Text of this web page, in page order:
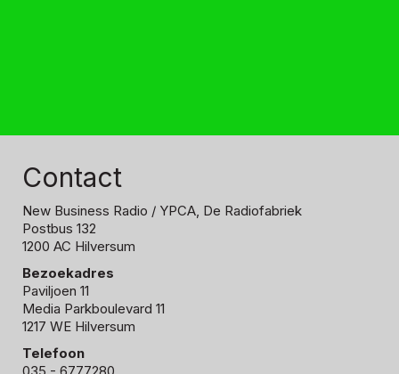
Contact
New Business Radio / YPCA, De Radiofabriek
Postbus 132
1200 AC Hilversum
Bezoekadres
Paviljoen 11
Media Parkboulevard 11
1217 WE Hilversum
Telefoon